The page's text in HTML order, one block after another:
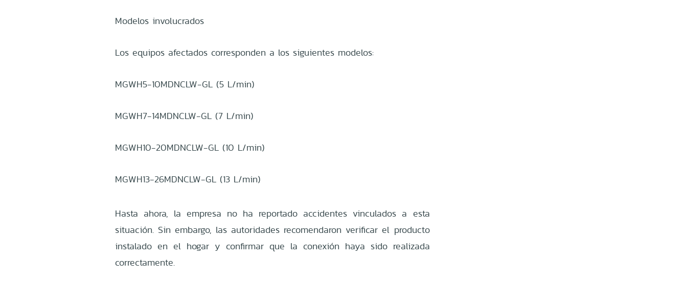
Modelos involucrados
Los equipos afectados corresponden a los siguientes modelos:
MGWH5-10MDNCLW-GL (5 L/min)
MGWH7-14MDNCLW-GL (7 L/min)
MGWH10-20MDNCLW-GL (10 L/min)
MGWH13-26MDNCLW-GL (13 L/min)
Hasta ahora, la empresa no ha reportado accidentes vinculados a esta
situación. Sin embargo, las autoridades recomendaron verificar el producto
instalado en el hogar y confirmar que la conexión haya sido realizada
correctamente.